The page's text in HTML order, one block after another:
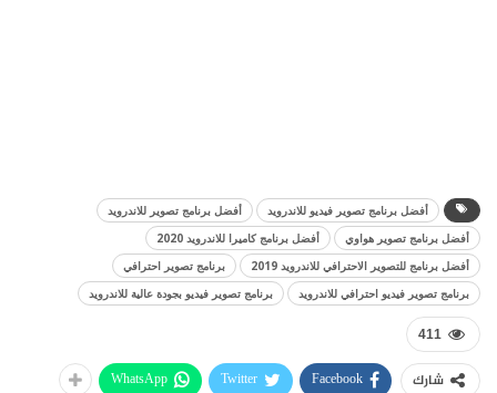
أفضل برنامج تصوير فيديو للاندرويد
أفضل برنامج تصوير للاندرويد
أفضل برنامج تصوير هواوي
أفضل برنامج كاميرا للاندرويد 2020
أفضل برنامج للتصوير الاحترافي للاندرويد 2019
برنامج تصوير احترافي
برنامج تصوير فيديو احترافي للاندرويد
برنامج تصوير فيديو بجودة عالية للاندرويد
411
شارك Facebook
Twitter
WhatsApp